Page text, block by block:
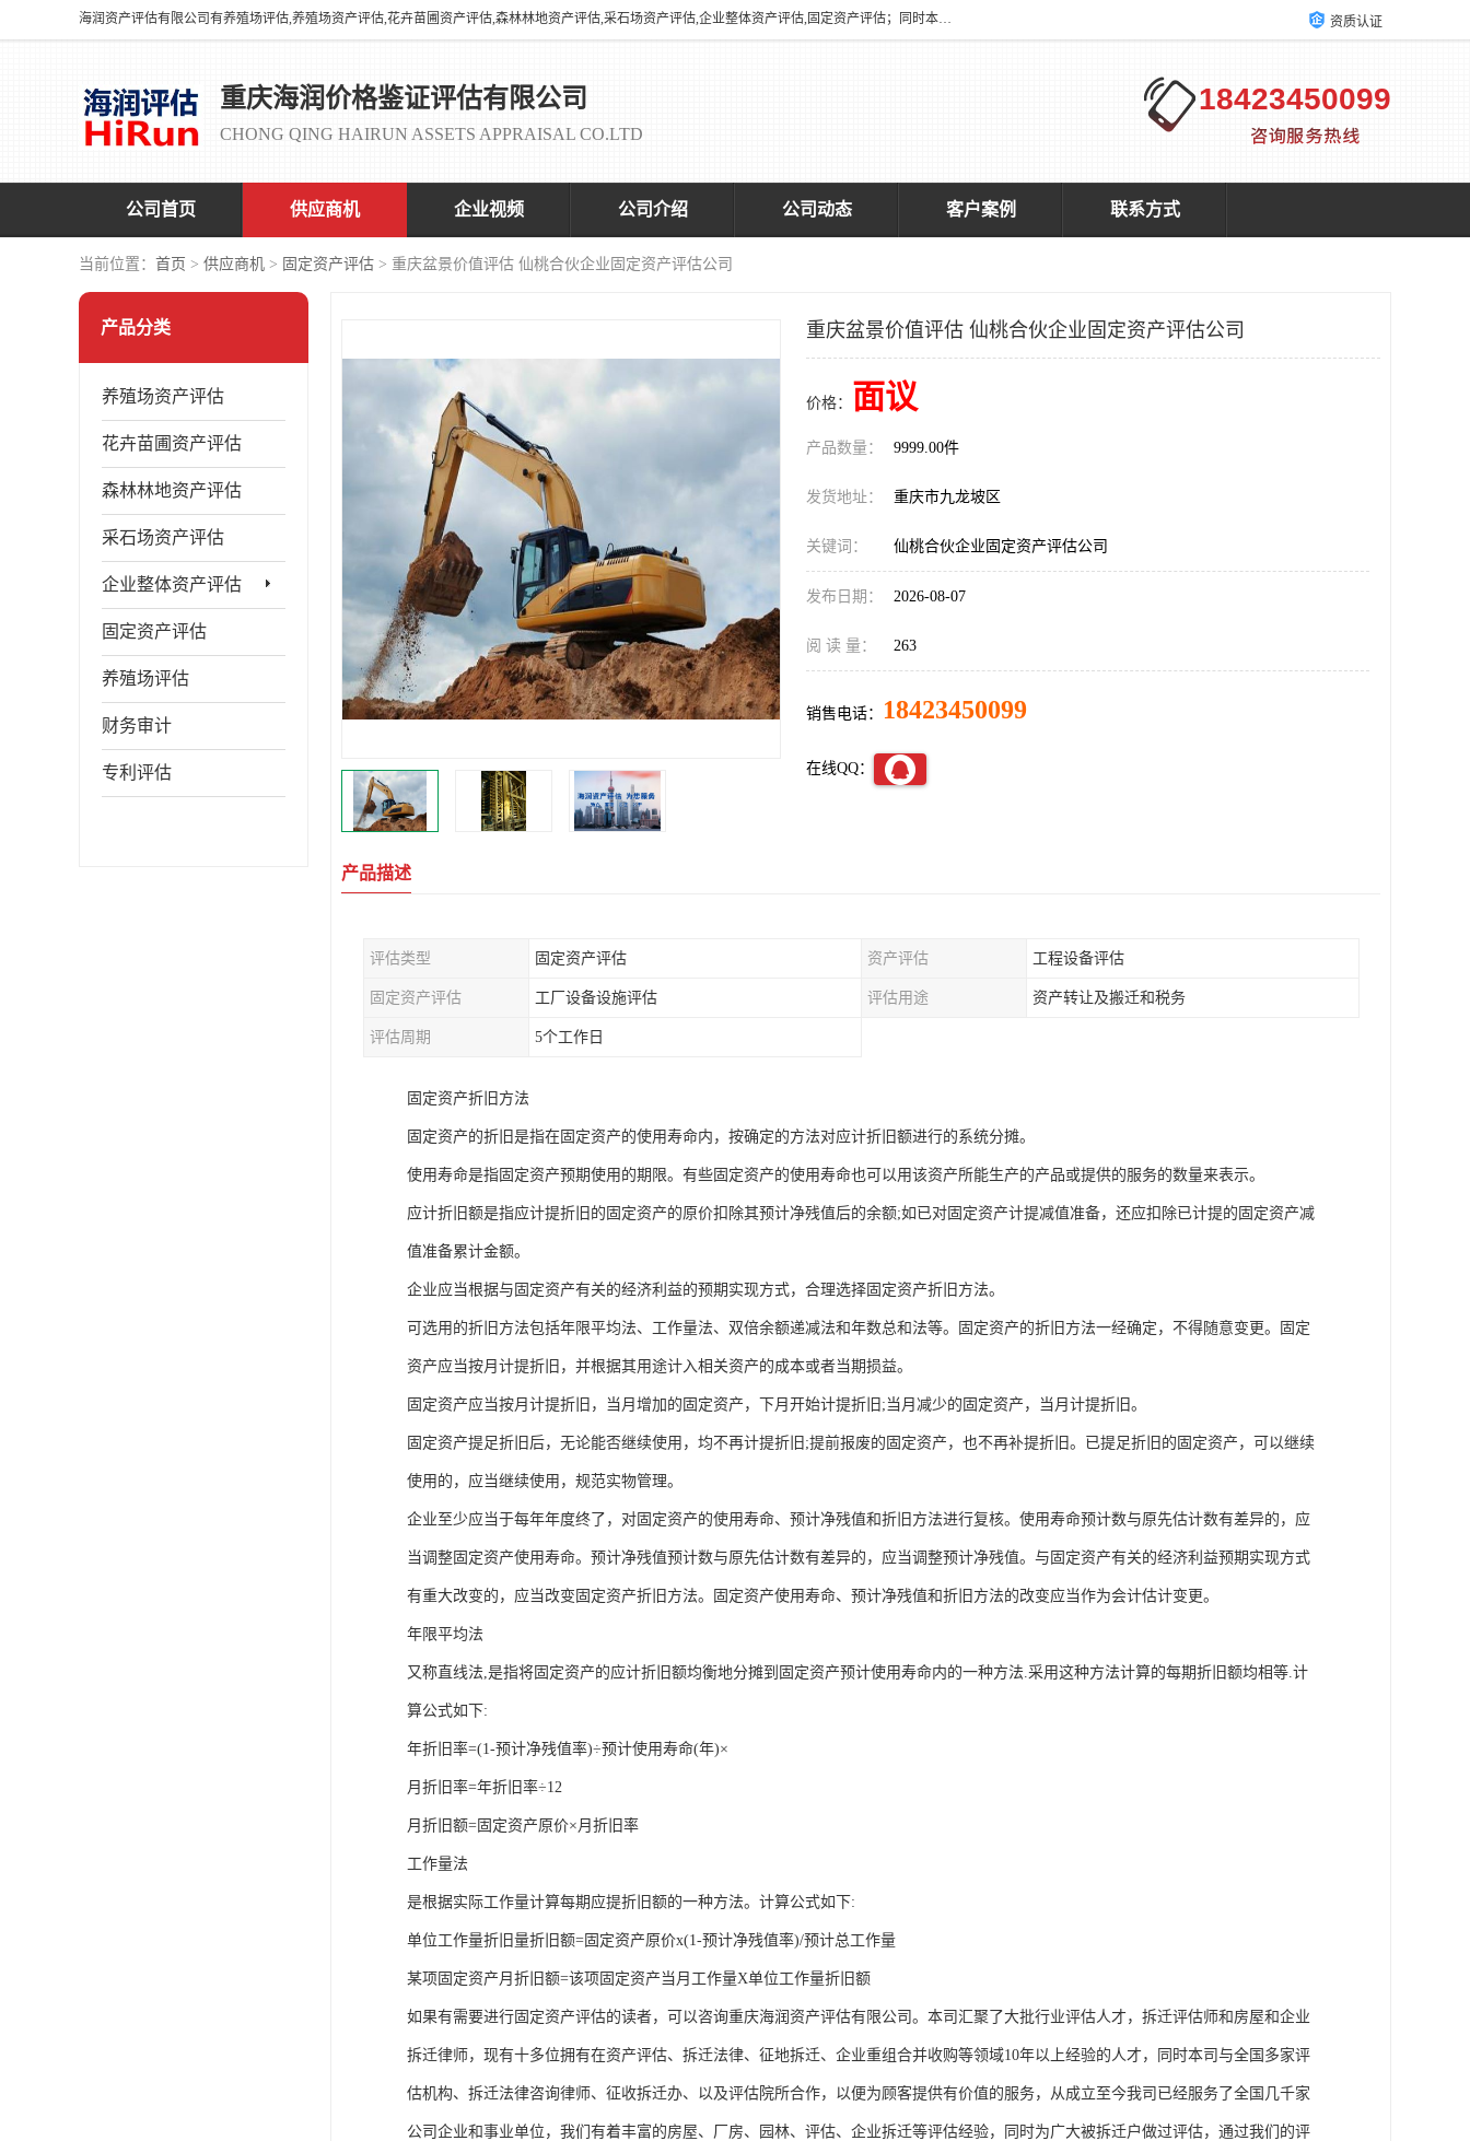
海润资产评估有限公司有养殖场评估,养殖场资产评估,花卉苗圃资产评估,森林林地资产评估,采石场资产评估,企业整体资产评估,固定资产评估；同时本司与全国多家着名评估机构、拆迁法律咨询律师、征收拆迁办、以及评估院校合作，以便为顾客提供有价值的服务。 资质认证
重庆海润价格鉴证评估有限公司
CHONG QING HAIRUN ASSETS APPRAISAL CO.LTD
18423450099
公司首页 供应商机 企业视频 公司介绍 公司动态 客户案例 联系方式
当前位置： 首页 > 供应商机 > 固定资产评估 > 重庆盆景价值评估 仙桃合伙企业固定资产评估公司
产品分类
养殖场资产评估
花卉苗圃资产评估
森林林地资产评估
采石场资产评估
企业整体资产评估
固定资产评估
养殖场评估
财务审计
专利评估
重庆盆景价值评估 仙桃合伙企业固定资产评估公司
价格： 面议
产品数量： 9999.00件
发货地址： 重庆市九龙坡区
关键词： 仙桃合伙企业固定资产评估公司
发布日期： 2026-08-07
阅 读 量： 263
销售电话： 18423450099
在线QQ：
产品描述
评估类型 固定资产评估 资产评估 工程设备评估
固定资产评估 工厂设备设施评估 评估用途 资产转让及搬迁和税务
评估周期 5个工作日
固定资产折旧方法
固定资产的折旧是指在固定资产的使用寿命内，按确定的方法对应计折旧额进行的系统分摊。
使用寿命是指固定资产预期使用的期限。有些固定资产的使用寿命也可以用该资产所能生产的产品或提供的服务的数量来表示。
应计折旧额是指应计提折旧的固定资产的原价扣除其预计净残值后的余额;如已对固定资产计提减值准备，还应扣除已计提的固定资产减
值准备累计金额。
企业应当根据与固定资产有关的经济利益的预期实现方式，合理选择固定资产折旧方法。
可选用的折旧方法包括年限平均法、工作量法、双倍余额递减法和年数总和法等。固定资产的折旧方法一经确定，不得随意变更。固定
资产应当按月计提折旧，并根据其用途计入相关资产的成本或者当期损益。
固定资产应当按月计提折旧，当月增加的固定资产，下月开始计提折旧;当月减少的固定资产，当月计提折旧。
固定资产提足折旧后，无论能否继续使用，均不再计提折旧;提前报废的固定资产，也不再补提折旧。已提足折旧的固定资产，可以继续
使用的，应当继续使用，规范实物管理。
企业至少应当于每年年度终了，对固定资产的使用寿命、预计净残值和折旧方法进行复核。使用寿命预计数与原先估计数有差异的，应
当调整固定资产使用寿命。预计净残值预计数与原先估计数有差异的，应当调整预计净残值。与固定资产有关的经济利益预期实现方式
有重大改变的，应当改变固定资产折旧方法。固定资产使用寿命、预计净残值和折旧方法的改变应当作为会计估计变更。
年限平均法
又称直线法,是指将固定资产的应计折旧额均衡地分摊到固定资产预计使用寿命内的一种方法.采用这种方法计算的每期折旧额均相等.计
算公式如下:
年折旧率=(1-预计净残值率)÷预计使用寿命(年)×
月折旧率=年折旧率÷12
月折旧额=固定资产原价×月折旧率
工作量法
是根据实际工作量计算每期应提折旧额的一种方法。计算公式如下:
单位工作量折旧量折旧额=固定资产原价x(1-预计净残值率)/预计总工作量
某项固定资产月折旧额=该项固定资产当月工作量X单位工作量折旧额
如果有需要进行固定资产评估的读者，可以咨询重庆海润资产评估有限公司。本司汇聚了大批行业评估人才，拆迁评估师和房屋和企业
拆迁律师，现有十多位拥有在资产评估、拆迁法律、征地拆迁、企业重组合并收购等领域10年以上经验的人才，同时本司与全国多家评
估机构、拆迁法律咨询律师、征收拆迁办、以及评估院所合作，以便为顾客提供有价值的服务，从成立至今我司已经服务了全国几千家
公司企业和事业单位，我们有着丰富的房屋、厂房、园林、评估、企业拆迁等评估经验，同时为广大被拆迁户做过评估，通过我们的评